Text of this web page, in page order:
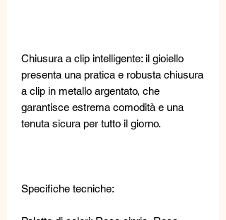
Chiusura a clip intelligente: il gioiello
presenta una pratica e robusta chiusura
a clip in metallo argentato, che
garantisce estrema comodità e una
tenuta sicura per tutto il giorno.
Specifiche tecniche: